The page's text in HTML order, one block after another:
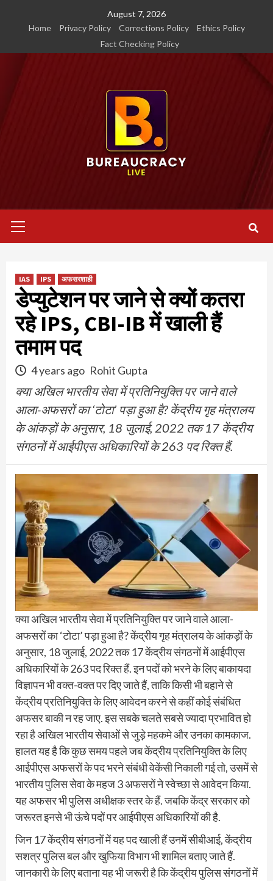
August 7, 2026
Home
Privacy Policy Corrections Policy
Ethics Policy
Fact Checking Policy
Menu
IAS IPS अफसरशाही
डेप्युटेशन पर जाने से क्यों कतरा
रहे IPS, CBI-IB में खाली हैं
तमाम पद
4 years ago Rohit Gupta
क्या अखिल भारतीय सेवा में प्रतिनियुक्ति पर जाने वाले
आला-अफसरों का ‘टोटा’ पड़ा हुआ है? केंद्रीय गृह मंत्रालय
के आंकड़ों के अनुसार, 18 जुलाई, 2022 तक 17 केंद्रीय
संगठनों में आईपीएस अधिकारियों के 263 पद रिक्त हैं.
क्या अखिल भारतीय सेवा में प्रतिनियुक्ति पर जाने वाले आला-
अफसरों का ‘टोटा’ पड़ा हुआ है? केंद्रीय गृह मंत्रालय के आंकड़ों के
अनुसार, 18 जुलाई, 2022 तक 17 केंद्रीय संगठनों में आईपीएस
अधिकारियों के 263 पद रिक्त हैं. इन पदों को भरने के लिए बाकायदा
विज्ञापन भी वक्त-वक्त पर दिए जाते हैं, ताकि किसी भी बहाने से
केंद्रीय प्रतिनियुक्ति के लिए आवेदन करने से कहीं कोई संबंधित
अफसर बाकी न रह जाए. इस सबके चलते सबसे ज्यादा प्रभावित हो
रहा है अखिल भारतीय सेवाओं से जुड़े महकमे और उनका कामकाज.
हालत यह है कि कुछ समय पहले जब केंद्रीय प्रतिनियुक्ति के लिए
आईपीएस अफसरों के पद भरने संबंधी वेकेंसी निकाली गई तो, उसमें से
भारतीय पुलिस सेवा के महज 3 अफसरों ने स्वेच्छा से आवेदन किया.
यह अफसर भी पुलिस अधीक्षक स्तर के हैं. जबकि केंद्र सरकार को
जरूरत इनसे भी ऊंचे पदों पर आईपीएस अधिकारियों की है.
जिन 17 केंद्रीय संगठनों में यह पद खाली हैं उनमें सीबीआई, केंद्रीय
सशत्र पुलिस बल और खुफिया विभाग भी शामिल बताए जाते हैं.
जानकारी के लिए बताना यह भी जरूरी है कि केंद्रीय पुलिस संगठनों में